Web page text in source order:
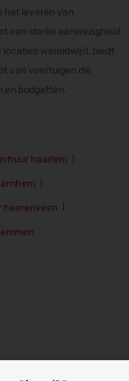
het leveren van
een sterke aanwezigheid
locaties wereldwijd, biedt
van voertuigen die
en budgetten.
haarlem
heerenveen